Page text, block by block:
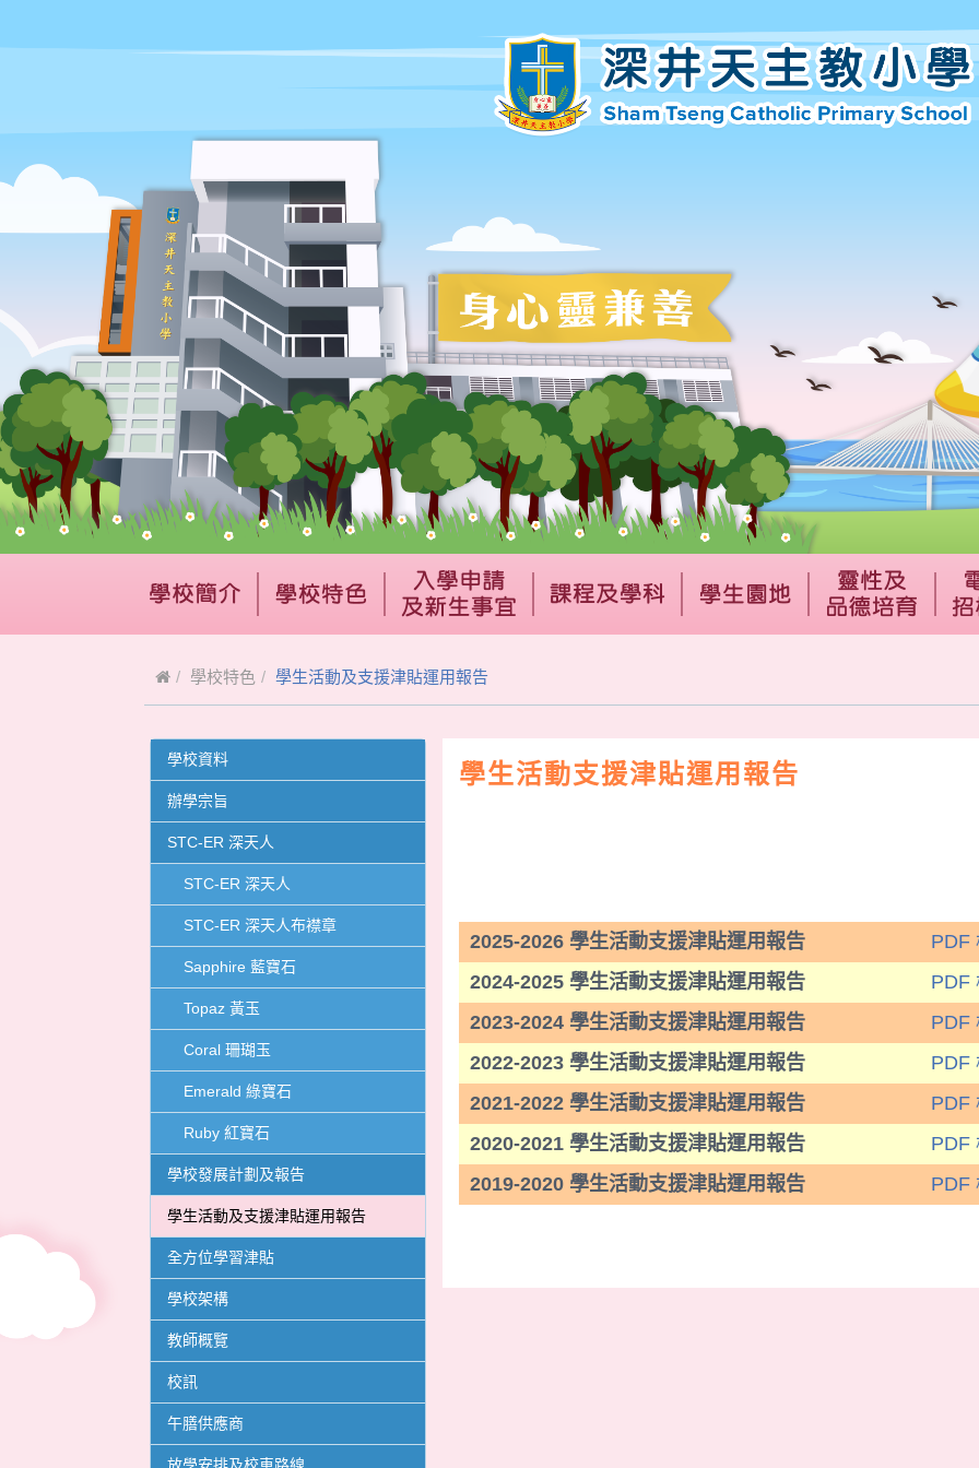
學校特色 學生活動及支援津貼運用報告
學校資料
辦學宗旨
STC-ER 深天人
STC-ER 深天人
STC-ER 深天人布襟章
Sapphire 藍寶石
Topaz 黃玉
Coral 珊瑚玉
Emerald 綠寶石
Ruby 紅寶石
學校發展計劃及報告
學生活動及支援津貼運用報告
全方位學習津貼
學校架構
教師概覽
校訊
午膳供應商
學生活動支援津貼運用報告
2025-2026 學生活動支援津貼運用報告
PDF
2024-2025 學生活動支援津貼運用報告
PDF
2023-2024 學生活動支援津貼運用報告
PDF
2022-2023 學生活動支援津貼運用報告
PDF
2021-2022 學生活動支援津貼運用報告
PDF
2020-2021 學生活動支援津貼運用報告
PDF
2019-2020 學生活動支援津貼運用報告
PDF